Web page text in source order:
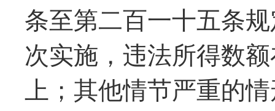
条至第二百一十五条
次实施，违法所得数
上；其他情节严重的